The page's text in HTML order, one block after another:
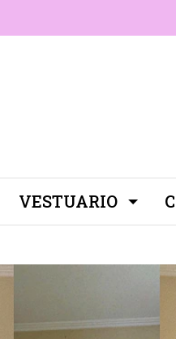
VESTUARIO